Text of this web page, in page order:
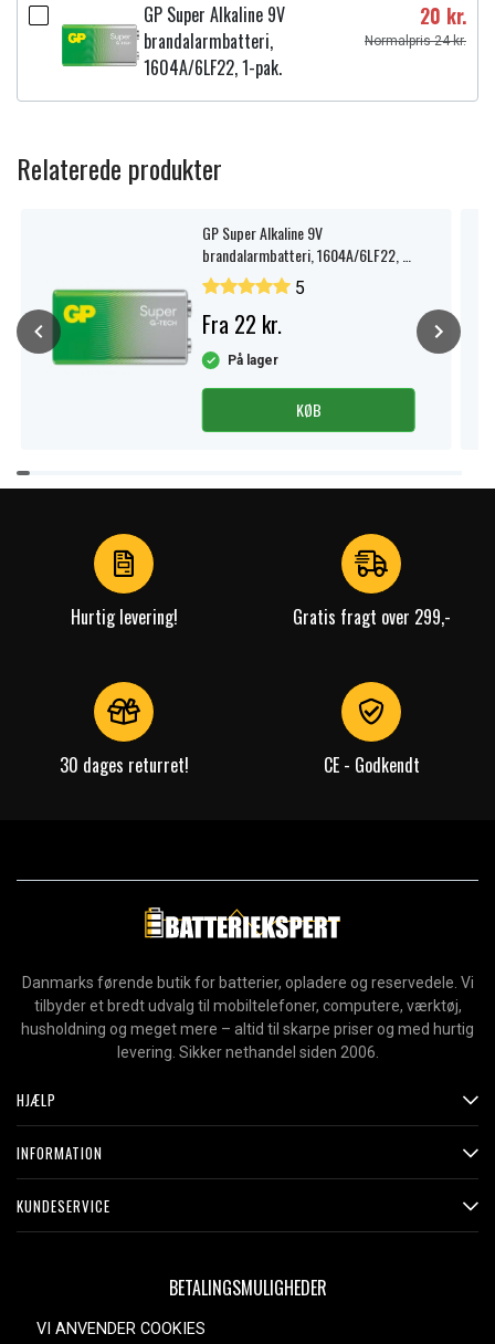
GP Super Alkaline 9V
brandalarmbatteri,
1604A/6LF22, 1-pak.
20 kr.
Normalpris 24 kr.
Relaterede produkter
GP Super Alkaline 9V
brandalarmbatteri, 1604A/6LF22, 1-
pak.
5
Fra 22 kr.
På lager
KØB
Item
1
Hurtig levering! Gratis fragt over 299,-
30 dages returret! CE - Godkendt
Danmarks førende butik for batterier, opladere og reservedele. Vi
tilbyder et bredt udvalg til mobiltelefoner, computere, værktøj,
husholdning og meget mere – altid til skarpe priser og med hurtig
levering. Sikker nethandel siden 2006.
HJÆLP
INFORMATION
KUNDESERVICE
BETALINGSMULIGHEDER
VI ANVENDER COOKIES